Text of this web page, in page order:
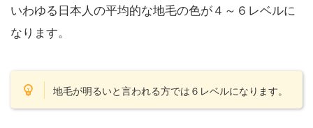
いわゆる日本人の平均的な地毛の色が４～６レベルに
なります。
地毛が明るいと言われる方では６レベルになります。